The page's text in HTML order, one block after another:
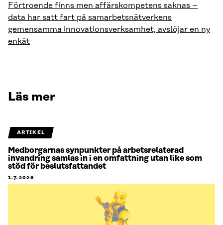
Förtroende finns men affärskompetens saknas –
data har satt fart på samarbetsnätverkens
gemensamma innovationsverksamhet, avslöjar en ny
enkät
Läs mer
ARTIKEL
Medborgarnas synpunkter på arbetsrelaterad
invandring samlas in i en omfattning utan like som
stöd för beslutsfattandet
1.7.2026